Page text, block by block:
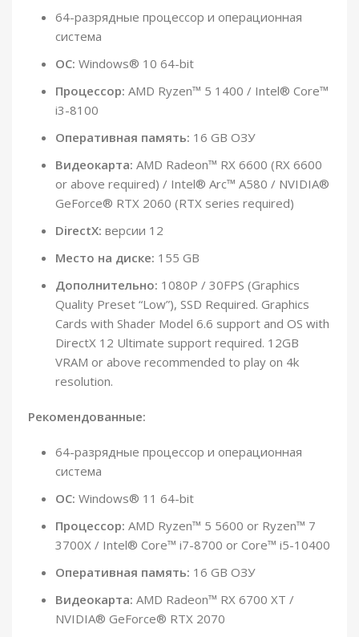
64-разрядные процессор и операционная
система
ОС: Windows® 10 64-bit
Процессор: AMD Ryzen™ 5 1400 / Intel® Core™
i3-8100
Оперативная память: 16 GB ОЗУ
Видеокарта: AMD Radeon™ RX 6600 (RX 6600
or above required) / Intel® Arc™ A580 / NVIDIA®
GeForce® RTX 2060 (RTX series required)
DirectX: версии 12
Место на диске: 155 GB
Дополнительно: 1080P / 30FPS (Graphics
Quality Preset “Low”), SSD Required. Graphics
Cards with Shader Model 6.6 support and OS with
DirectX 12 Ultimate support required. 12GB
VRAM or above recommended to play on 4k
resolution.
Рекомендованные:
64-разрядные процессор и операционная
система
ОС: Windows® 11 64-bit
Процессор: AMD Ryzen™ 5 5600 or Ryzen™ 7
3700X / Intel® Core™ i7-8700 or Core™ i5-10400
Оперативная память: 16 GB ОЗУ
Видеокарта: AMD Radeon™ RX 6700 XT /
NVIDIA® GeForce® RTX 2070